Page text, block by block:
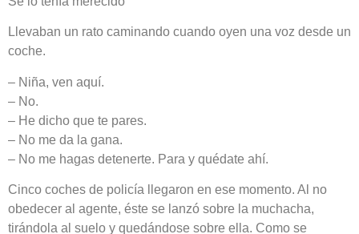
Llevaban un rato caminando cuando oyen una voz desde un
coche.
– Niña, ven aquí.
– No.
– He dicho que te pares.
– No me da la gana.
– No me hagas detenerte. Para y quédate ahí.
Cinco coches de policía llegaron en ese momento. Al no
obedecer al agente, éste se lanzó sobre la muchacha,
tirándola al suelo y quedándose sobre ella. Como se